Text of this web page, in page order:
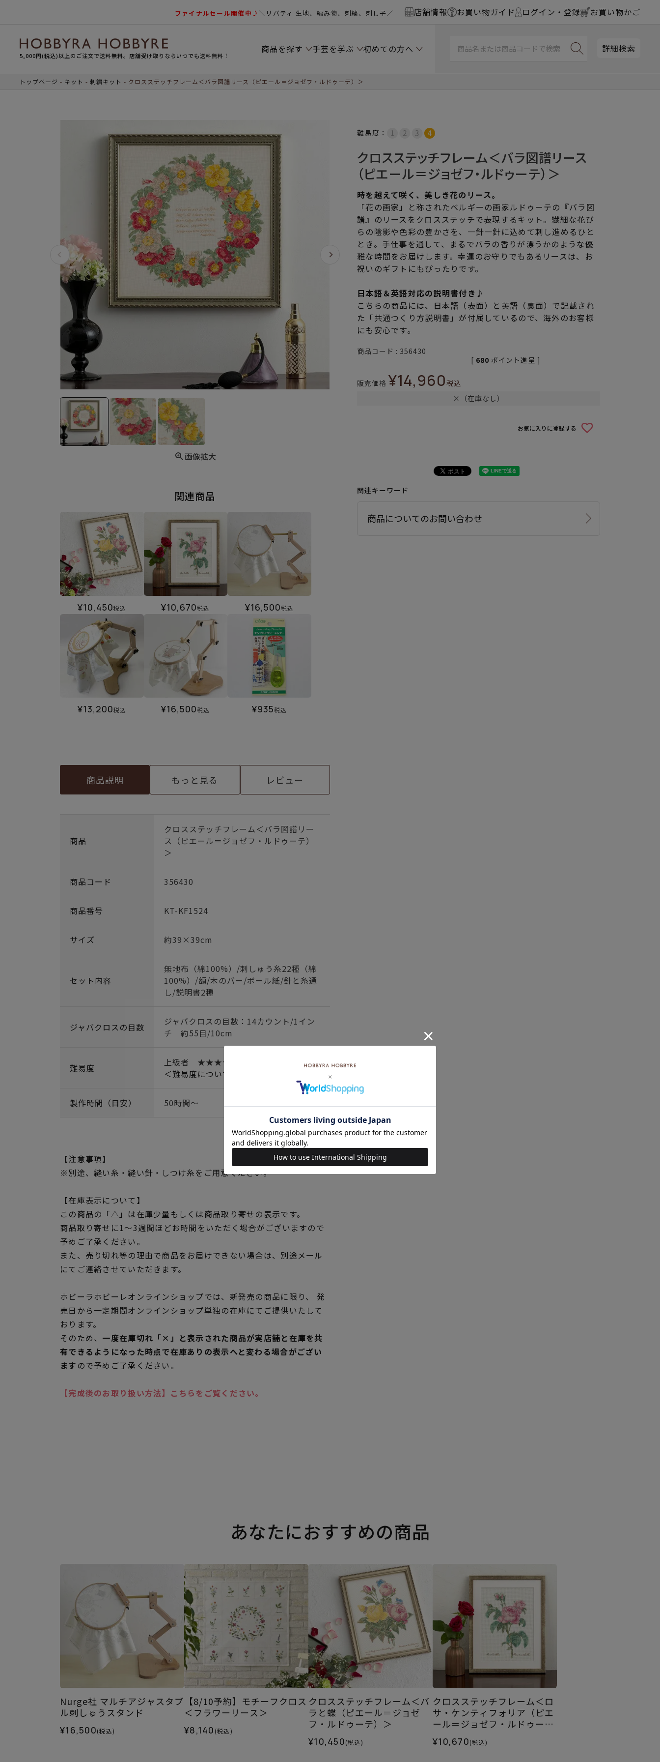
ファイナルセール開催中♪＼リバティ 生地、編み物、刺繍、刺し子／ 店舗情報 お買い物ガイド ログイン・登録 お買い物かご
5,000円(税込)以上のご注文で送料無料。店舗受け取りならいつでも送料無料！
商品を探す 手芸を学ぶ 初めての方へ 詳細検索
トップページ キット 刺繍キット クロスステッチフレーム＜バラ図譜リース（ピエール＝ジョゼフ・ルドゥーテ）＞
画像拡大
関連商品
¥10,450税込 ¥10,670税込 ¥16,500税込
¥13,200税込 ¥16,500税込 ¥935税込
商品説明 もっと見る レビュー
商品
クロスステッチフレーム＜バラ図譜リー
ス（ピエール＝ジョゼフ・ルドゥーテ）
＞
商品コード 356430
商品番号 KT-KF1524
サイズ 約39×39cm
セット内容
無地布（綿100%）/刺しゅう糸22種（綿
100%）/額/木のバー/ボール紙/針と糸通
し/説明書2種
ジャバクロスの目数
ジャバクロスの目数：14カウント/1イン
チ 約55目/10cm
難易度
上級者 ★★★★
＜難易度について＞詳しくはこちら
製作時間（目安） 50時間～
【注意事項】
※別途、縫い糸・縫い針・しつけ糸をご用意ください。
【在庫表示について】
この商品の「△」は在庫少量もしくは商品取り寄せの表示です。
商品取り寄せに1～3週間ほどお時間をいただく場合がございますので
予めご了承ください。
また、売り切れ等の理由で商品をお届けできない場合は、別途メール
にてご連絡させていただきます。
ホビーラホビーレオンラインショップでは、新発売の商品に限り、 発
売日から一定期間オンラインショップ単独の在庫にてご提供いたして
おります。
そのため、 一度在庫切れ「×」と表示された商品が実店舗と在庫を共
有できるようになった時点で在庫ありの表示へと変わる場合がござい
ます ので予めご了承ください。
【完成後のお取り扱い方法】こちらをご覧ください。
難易度：
クロスステッチフレーム＜バラ図譜リース
（ピエール＝ジョゼフ・ルドゥーテ）＞
時を越えて咲く、美しき花のリース。
「花の画家」と称されたベルギーの画家ルドゥーテの『バラ図
譜』のリースをクロスステッチで表現するキット。繊細な花び
らの陰影や色彩の豊かさを、一針一針に込めて刺し進めるひと
とき。手仕事を通して、まるでバラの香りが漂うかのような優
雅な時間をお届けします。幸運のお守りでもあるリースは、お
祝いのギフトにもぴったりです。
日本語＆英語対応の説明書付き♪
こちらの商品には、日本語（表面）と英語（裏面）で記載され
た「共通つくり方説明書」が付属しているので、海外のお客様
にも安心です。
商品コード 356430
販売価格 ¥14,960税込
[ 680 ポイント進呈 ]
×（在庫なし）
お気に入りに登録する
関連キーワード
商品についてのお問い合わせ
あなたにおすすめの商品
Nurge社 マルチアジャスタブ
ル刺しゅうスタンド
¥16,500(税込)
【8/10予約】モチーフクロス
＜フラワーリース＞
¥8,140 (税込)
クロスステッチフレーム＜バ
ラと蝶（ピエール＝ジョゼ
フ・ルドゥーテ）＞
¥10,450(税込)
クロスステッチフレーム＜ロ
サ・ケンティフォリア（ピエ
ール＝ジョゼフ・ルドゥー
¥10,670(税込)